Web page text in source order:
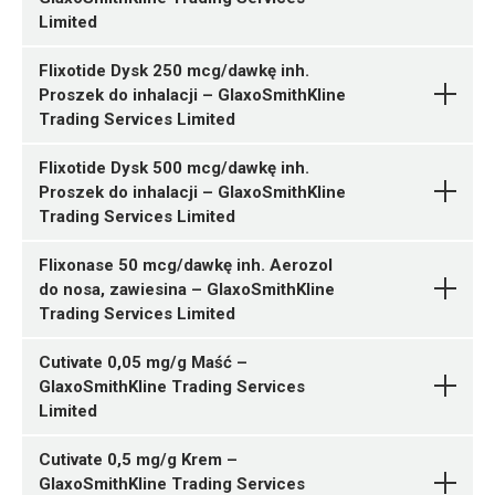
GlaxoSmithKline (Ireland)
GlaxoSmithKline Trading
Services Limited
Pytanie o produkt
R01AD08
Ulotka
Teva Pharmaceuticals
Polska Sp. z o.o.
Ulotka
Fluticasoni propionas
GlaxoSmithKline (Ireland)
Limited
Pytanie o produkt
1 poj. 60 dawek
05909990851423 ¦ Rp ¦ 17003
1 poj. 120 dawek
Ulotka
Fluticasoni propionas
GlaxoSmithKline Trading
Pytanie o produkt
05909990851515 ¦ Rp ¦ 17004
1 poj. 60 dawek
05909990851522 ¦ Rp ¦ 17005
1 poj. 120 dawek
R03BA05
Limited
05909990851317 ¦ Rp ¦ 16999
1 poj. 120 dawek
Ulotka
Flixotide Dysk 250 mcg/dawkę inh.
Proszek do inhalacji – GlaxoSmithKline
Trading Services Limited
05909990484713 ¦ Rp ¦ Skasowane ¦ 15550
1 poj. 28 dawek
1 poj. 60 dawek
Flixotide Dysk 500 mcg/dawkę inh.
Proszek do inhalacji – GlaxoSmithKline
Trading Services Limited
05909990484812 ¦ Rp ¦ Skasowane ¦ 15551
Flixonase 50 mcg/dawkę inh. Aerozol
do nosa, zawiesina – GlaxoSmithKline
Trading Services Limited
Cutivate 0,05 mg/g Maść –
GlaxoSmithKline Trading Services
Limited
Cutivate 0,5 mg/g Krem –
GlaxoSmithKline Trading Services